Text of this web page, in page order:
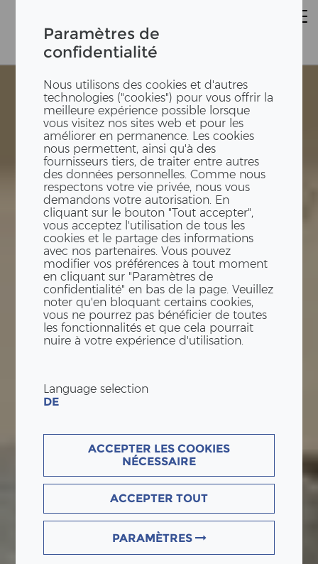
Paramètres de
confidentialité
Nous utilisons des cookies et d'autres
technologies ("cookies") pour vous offrir la
meilleure expérience possible lorsque
vous visitez nos sites web et pour les
améliorer en permanence. Les cookies
nous permettent, ainsi qu'à des
fournisseurs tiers, de traiter entre autres
des données personnelles. Comme nous
respectons votre vie privée, nous vous
demandons votre autorisation. En
cliquant sur le bouton "Tout accepter",
vous acceptez l'utilisation de tous les
cookies et le partage des informations
avec nos partenaires. Vous pouvez
modifier vos préférences à tout moment
en cliquant sur "Paramètres de
confidentialité" en bas de la page. Veuillez
noter qu'en bloquant certains cookies,
vous ne pourrez pas bénéficier de toutes
les fonctionnalités et que cela pourrait
nuire à votre expérience d'utilisation.
Language selection
DE
ACCEPTER LES COOKIES
NÉCESSAIRE
ACCEPTER TOUT
PARAMÈTRES